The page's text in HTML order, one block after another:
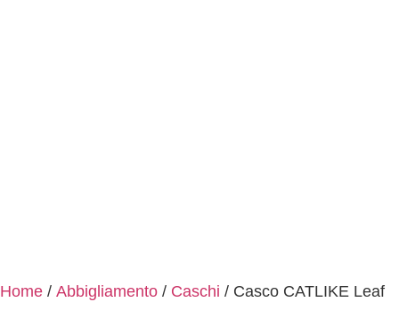
Home / Abbigliamento / Caschi / Casco CATLIKE Leaf